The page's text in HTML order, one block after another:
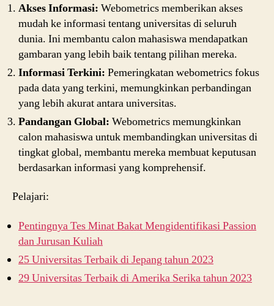
Akses Informasi: Webometrics memberikan akses
mudah ke informasi tentang universitas di seluruh
dunia. Ini membantu calon mahasiswa mendapatkan
gambaran yang lebih baik tentang pilihan mereka.
Informasi Terkini: Pemeringkatan webometrics fokus
pada data yang terkini, memungkinkan perbandingan
yang lebih akurat antara universitas.
Pandangan Global: Webometrics memungkinkan
calon mahasiswa untuk membandingkan universitas di
tingkat global, membantu mereka membuat keputusan
berdasarkan informasi yang komprehensif.
Pelajari:
Pentingnya Tes Minat Bakat Mengidentifikasi Passion
dan Jurusan Kuliah
25 Universitas Terbaik di Jepang tahun 2023
29 Universitas Terbaik di Amerika Serika tahun 2023